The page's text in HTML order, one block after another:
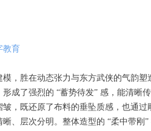
教育
模，胜在动态张力与东方武侠的气韵
成了强烈的 “蓄势待发” 感，能清
，既还原了布料的垂坠质感，也通
、层次分明。整体造型的 “柔中带